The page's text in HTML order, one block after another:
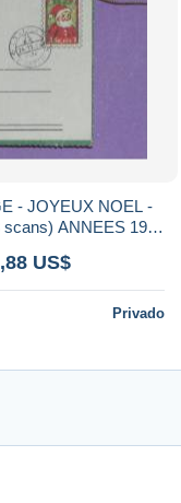
- JOYEUX NOEL -
ANNEES 1960
US$
Privado